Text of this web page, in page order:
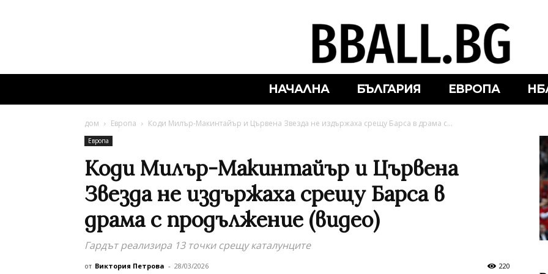
НАЧАЛНА БЪЛГАРИЯ ЕВРОПА
дом Европа Коди Милър-Макинтайър и Цървена Звезда не издържаха срещу Барса в драма с...
Европа
Коди Милър-Макинтайър и Цървена
Звезда не издържаха срещу Барса в
драма с продължение (видео)
Гардът реализира 13 точки срещу каталунците
от Виктория Петрова - 28/03/2026 220